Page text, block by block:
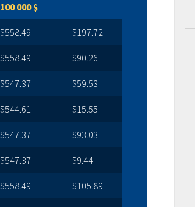
100 000 $
$558.49 $197.72
$558.49 $90.26
$547.37 $59.53
$544.61 $15.55
$547.37 $93.03
$547.37 $9.44
$558.49 $105.89